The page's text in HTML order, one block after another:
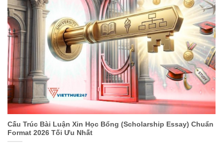
Cấu Trúc Bài Luận Xin Học Bổng (Scholarship Essay) Chuẩn
Format 2026 Tối Ưu Nhất